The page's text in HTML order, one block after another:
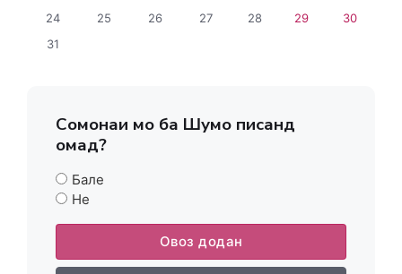
24
25 26 27 28 29
30
31
Сомонаи мо ба Шумо писанд
омад?
Бале
Не
Овоз додан